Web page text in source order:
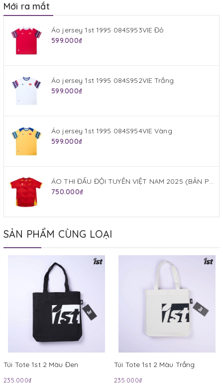
Mới ra mắt
Áo jersey 1st 1995 084S953VIE Đỏ
599.000₫
Áo jersey 1st 1995 084S952VIE Trắng
599.000₫
Áo jersey 1st 1995 084S954VIE Vàng
599.000₫
ÁO THI ĐẤU ĐỘI TUYỂN VIỆT NAM 2025 (BẢN PLAYER) JOGARBOLA SÂN NHÀ MÀU ĐỎ
750.000₫
SẢN PHẨM CÙNG LOẠI
Túi Tote 1st 2 Màu Đen
235.000₫
Túi Tote 1st 2 Màu Trắng
235.000₫